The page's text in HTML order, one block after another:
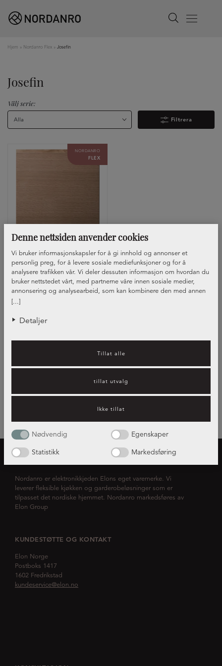
Denne nettsiden anvender cookies
[...]
Vi bruker informasjonskapsler for å gi innhold og annonser et
personlig preg, for å levere sosiale mediefunksjoner og for å
analysere trafikken vår. Vi deler dessuten informasjon om hvordan du
bruker nettstedet vårt, med partnerne våre innen sosiale medier,
annonsering og analysearbeid, som kan kombinere den med annen
informasjon du har gjort tilgjengelig for dem, eller som de har samlet
Detaljer
Tillat alle
tillat utvalg
Ikke tillat
Nødvendig
Egenskaper
Statistikk
Markedsføring
Search
Menu
Hjem » Nordanro Flex » Josefin
Josefin
Välj serie:
Alla Filtrera
NORDANRO
FLEX
Visar1av1
Nordanro er elektronikkjeden Elons eget varemerke. Vi
leverer fleksible kjøkken og garderobeløsninger som er
tilpasset det nordiske hjemmet. Nordanro markedsføres av
Elon Group
KUNDESTØTTE OG KONTAKT
Elon Norge
Postboks 1417
1602 Fredrikstad
kundeservice@elon.no